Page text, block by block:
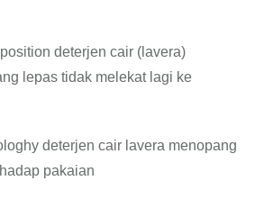
deterjen cair (lavera)
lepas tidak melekat lagi ke
deterjen cair lavera menopang
pakaian